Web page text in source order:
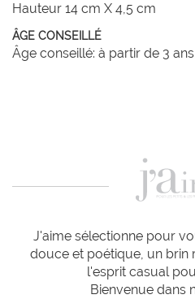
Hauteur 14 cm X 4,5 cm
ÂGE CONSEILLÉ
Âge conseillé: à partir de 3 ans
J'aime sélectionne pour
douce et poétique, un brin
l'esprit casual
Bienvenue dans